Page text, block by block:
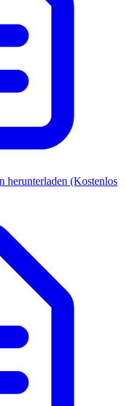
herunterladen (Kostenlos